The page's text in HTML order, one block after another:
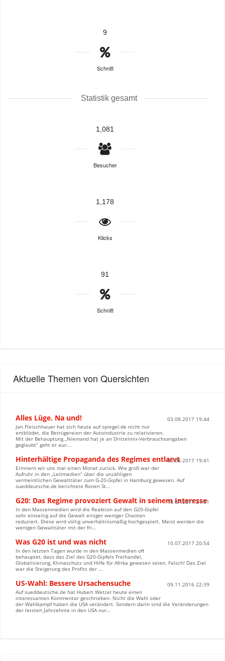
9
Schnitt
Statistik gesamt
1,081
Besucher
1,178
Klicks
91
Schnitt
Aktuelle Themen von Quersichten
Alles Lüge. Na und!
03.08.2017 19:44
Jan Fleischhauer hat sich heute auf spiegel.de nicht nur
entblödet, die Betrügereien der Autoindustrie zu relativieren.
Mit der Behauptung „Niemand hat je an Drittelmix-Verbrauchsangaben
geglaubt“ geht er auc...
Hinterhältige Propaganda des Regimes entlarvt03.08.2017 19:41
Erinnern wir uns mal einen Monat zurück. Wie groß war der
Aufruhr in den „Leitmedien“ über die unzähligen
vermeintlichen Gewalttäter zum G-20-Gipfel in Hamburg gewesen. Auf
sueddeutsche.de berichtete Ronen St...
G20: Das Regime provoziert Gewalt in seinem Interesse
10.07.2017 21:01
In den Massenmedien wird die Reaktion auf den G20-Gipfel
sehr einseitig auf die Gewalt einiger weniger Chaoten
reduziert. Diese wird völlig unverhältnismäßig hochgespielt. Meist werden die
wenigen Gewalttäter mit der fri...
Was G20 ist und was nicht
10.07.2017 20:54
In den letzten Tagen wurde in den Massenmedien oft
behauptet, dass das Ziel des G20-Gipfels Freihandel,
Globalisierung, Klimaschutz und Hilfe für Afrika gewesen seien. Falsch! Das Ziel
war die Steigerung des Profits der ...
US-Wahl: Bessere Ursachensuche
09.11.2016 22:39
Auf sueddeutsche.de hat Hubert Wetzel heute einen
interessanten Kommentar geschrieben. Nicht die Wahl oder
der Wahlkampf haben die USA verändert. Sondern darin sind die Veränderungen
der letzten Jahrzehnte in den USA nur...